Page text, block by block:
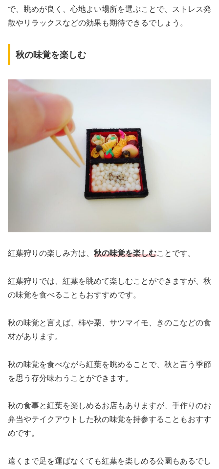
で、眺めが良く、心地よい場所を選ぶことで、ストレス発
散やリラックスなどの効果も期待できるでしょう。
秋の味覚を楽しむ
紅葉狩りの楽しみ方は、 秋の味覚を楽しむことです。
紅葉狩りでは、紅葉を眺めて楽しむことができますが、秋
の味覚を食べることもおすすめです。
秋の味覚と言えば、柿や栗、サツマイモ、きのこなどの食
材があります。
秋の味覚を食べながら紅葉を眺めることで、秋と言う季節
を思う存分味わうことができます。
秋の食事と紅葉を楽しめるお店もありますが、手作りのお
弁当やテイクアウトした秋の味覚を持参することもおすす
めです。
遠くまで足を運ばなくても紅葉を楽しめる公園もあるでし